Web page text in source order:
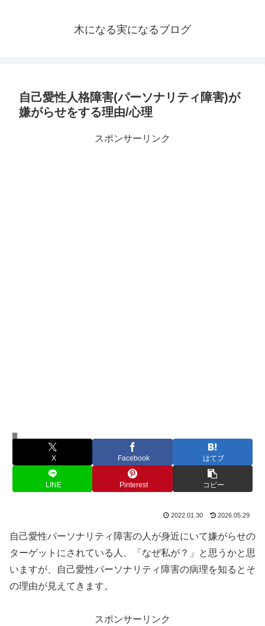
木になる実になるブログ
自己愛性人格障害(パーソナリティ障害)が
嫌がらせをする理由/心理
スポンサーリンク
人間関係
X Facebook はてブ
LINE Pinterest コピー
2022.01.30 2026.05.29
自己愛性パーソナリティ障害の人が身近にいて嫌がらせの
ターゲットにされている人、「なぜ私が？」と思うかと思
いますが、自己愛性パーソナリティ障害の病理を知るとそ
の理由が見えてきます。
スポンサーリンク